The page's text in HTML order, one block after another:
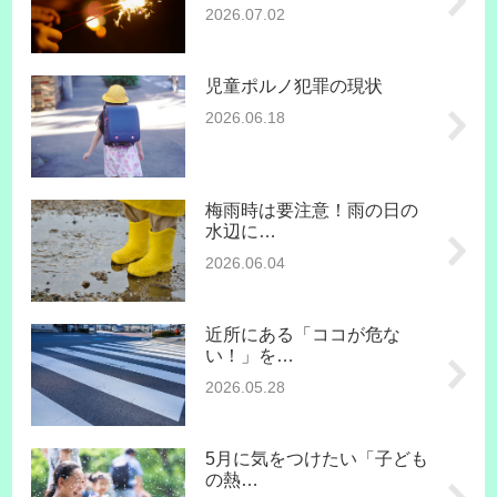
2026.07.02
児童ポルノ犯罪の現状
2026.06.18
梅雨時は要注意！雨の日の
水辺に…
2026.06.04
近所にある「ココが危な
い！」を…
2026.05.28
5月に気をつけたい「子ども
の熱…